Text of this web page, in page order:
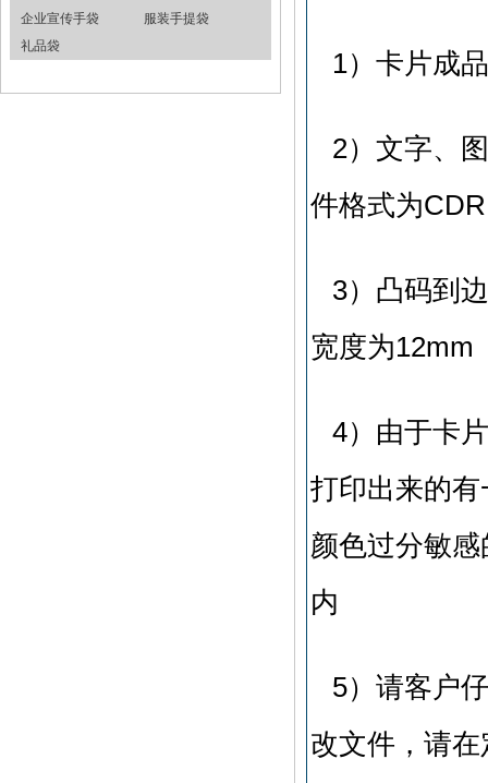
企业宣传手袋
服装手提袋
礼品袋
1）卡片成
2）文字、
件格式为
3）凸码到
宽度为12mm
4）由于卡
打印出来的
颜色过分敏
内
5）请客户
改文件，请